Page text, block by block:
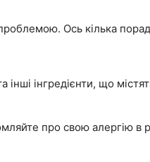
Ось кілька
інші інгредієнти, що
про свою алергію в